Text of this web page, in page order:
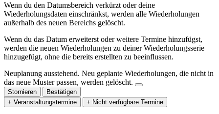
Wenn du den Datumsbereich verkürzt oder deine
Wiederholungsdaten einschränkst, werden alle Wiederholungen
außerhalb des neuen Bereichs gelöscht.
Wenn du das Datum erweiterst oder weitere Termine hinzufügst,
werden die neuen Wiederholungen zu deiner Wiederholungsserie
hinzugefügt, ohne die bereits erstellten zu beeinflussen.
Neuplanung ausstehend. Neu geplante Wiederholungen, die nicht in
das neue Muster passen, werden gelöscht.
Stornieren
Bestätigen
+ Veranstaltungstermine
+ Nicht verfügbare Termine